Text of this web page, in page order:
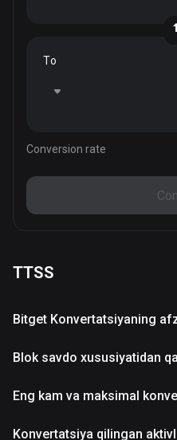
To
Conversion rate
TTSS
Bitget Konvertatsiyaning
Blok savdo xususiyatidan
Eng kam va maksimal
Konvertatsiya qilingan